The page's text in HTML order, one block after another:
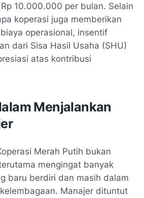
10.000.000 per bulan. Selain
koperasi juga memberikan
operasional, insentif
dari Sisa Hasil Usaha (SHU)
atas kontribusi
Menjalankan
Merah Putih bukan
mengingat banyak
baru berdiri dan masih dalam
Manajer dituntut